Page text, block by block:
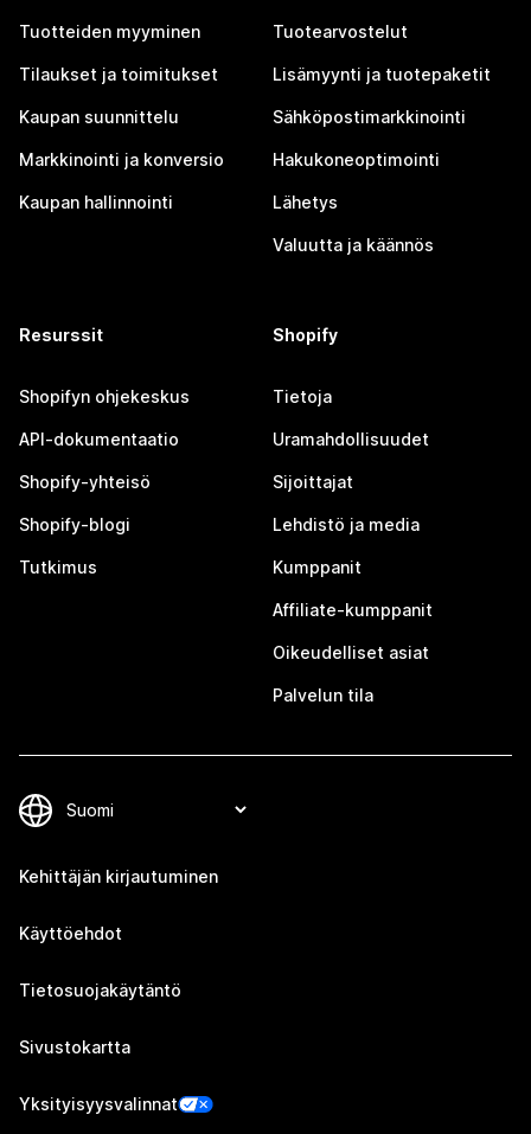
Tuotteiden myyminen
Tilaukset ja toimitukset
Kaupan suunnittelu
Markkinointi ja konversio
Kaupan hallinnointi
Tuotearvostelut
Lisämyynti ja tuotepaketit
Sähköpostimarkkinointi
Hakukoneoptimointi
Lähetys
Valuutta ja käännös
Resurssit
Shopifyn ohjekeskus
API-dokumentaatio
Shopify-yhteisö
Shopify-blogi
Tutkimus
Shopify
Tietoja
Uramahdollisuudet
Sijoittajat
Lehdistö ja media
Kumppanit
Affiliate-kumppanit
Oikeudelliset asiat
Palvelun tila
Kehittäjän kirjautuminen
Käyttöehdot
Tietosuojakäytäntö
Sivustokartta
Yksityisyysvalinnat